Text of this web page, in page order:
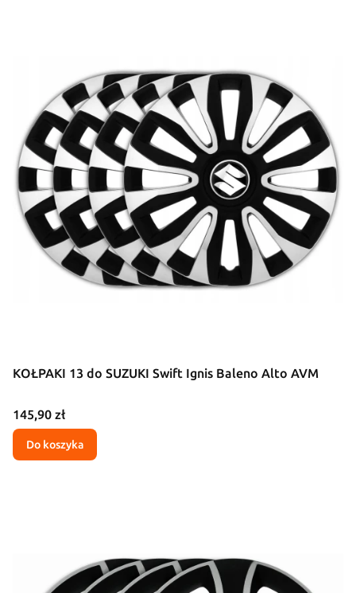
KOŁPAKI 13 do SUZUKI Swift Ignis Baleno Alto AVM
Cena
145,90 zł
Do koszyka